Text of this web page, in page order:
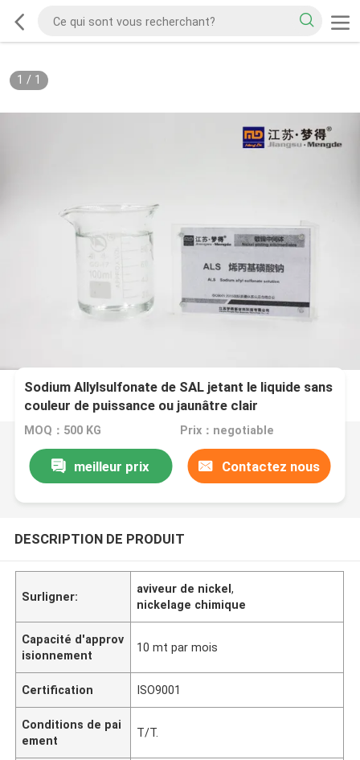
1 / 1
Sodium Allylsulfonate de SAL jetant le liquide sans
couleur de puissance ou jaunâtre clair
MOQ：500 KG Prix：negotiable
meilleur prix Contactez nous
DESCRIPTION DE PRODUIT
Surligner:
aviveur de nickel,
nickelage chimique
Capacité d'approv
isionnement
10 mt par mois
Certification ISO9001
Conditions de pai
ement
T/T.